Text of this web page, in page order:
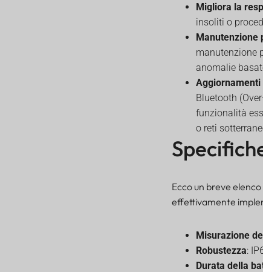
Migliora la
insoliti o
Manutenzione
manutenzione
anomalie
Bluetooth
funzionalità
o reti
Ecco un breve
effettivamente
Misurazione
Robustezza:
Durata della